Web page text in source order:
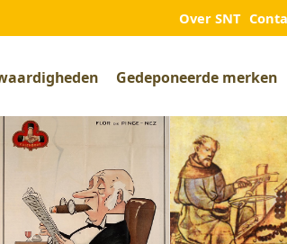
Over SNT
Gedeponeerde merken